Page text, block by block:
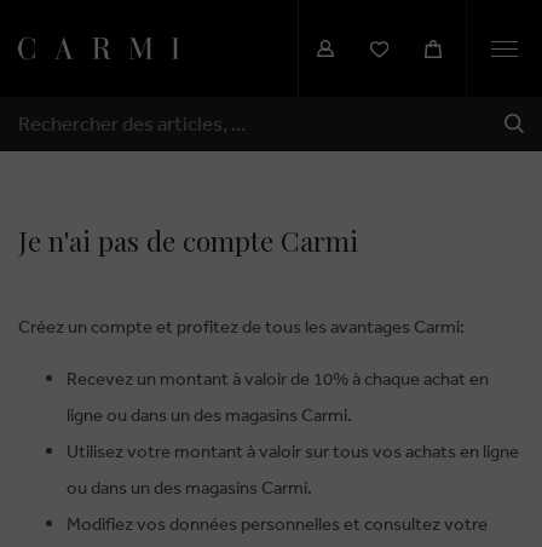
RECHERCHER
Je n'ai pas de compte Carmi
Créez un compte et profitez de tous les avantages Carmi:
Recevez un montant à valoir de 10% à chaque achat en
ligne ou dans un des magasins Carmi.
Utilisez votre montant à valoir sur tous vos achats en ligne
ou dans un des magasins Carmi.
Modifiez vos données personnelles et consultez votre